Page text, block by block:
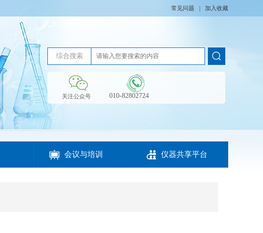
常见问题 加入收藏
综合搜索
关注公众号 010-82802724
 会议与培训  仪器共享平台